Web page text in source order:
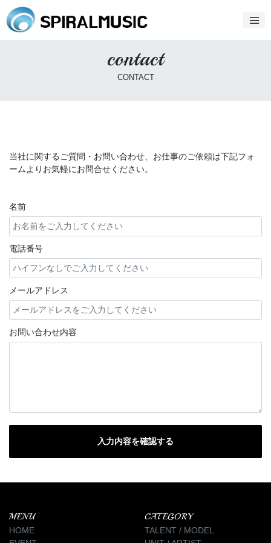
contact
CONTACT
当社に関するご質問・お問い合わせ、お仕事のご依頼は下記フォ
ームよりお気軽にお問合せください。
名前
電話番号
メールアドレス
お問い合わせ内容
MENU
HOME
CATEGORY
TALENT / MODEL